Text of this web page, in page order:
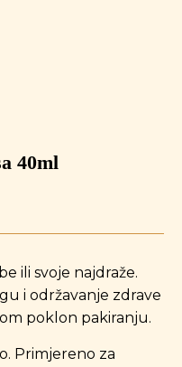
40ml
ili svoje najdraže.
i održavanje zdrave
poklon pakiranju.
Primjereno za